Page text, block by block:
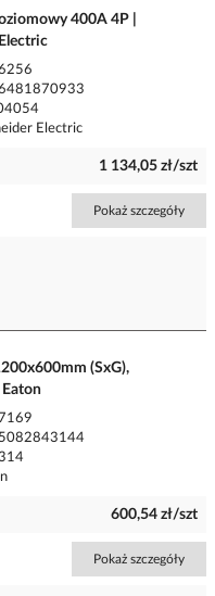
400A 4P |
Electric
1 134,05 zł/szt
Pokaż szczegóły
(SxG),
600,54 zł/szt
Pokaż szczegóły